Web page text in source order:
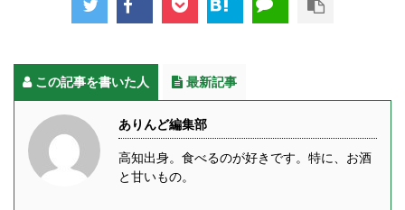
この記事を書いた人 最新記事
ありんど編集部
高知出身。食べるのが好きです。特に、お酒
と甘いもの。